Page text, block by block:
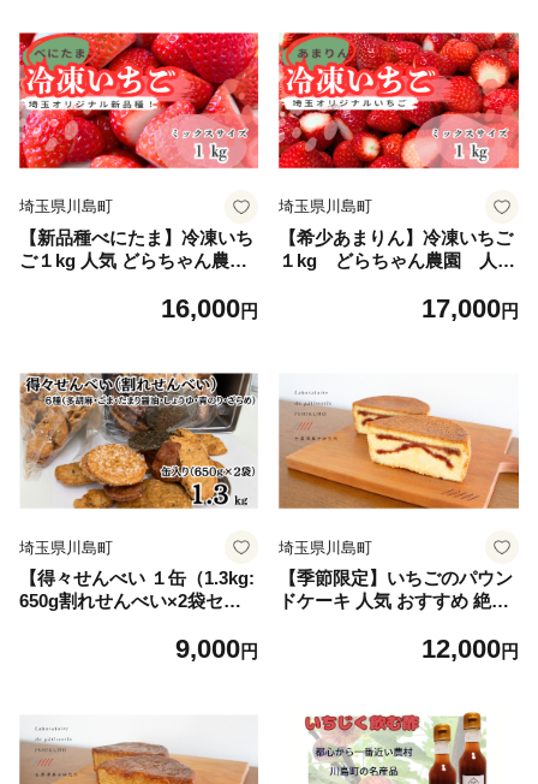
埼玉県川島町
【新品種べにたま】冷凍いち
ご１kg 人気 どらちゃん農園
ックスサイズ１㎏ 完熟いちご
16,000円
埼玉県川島町
【希少あまりん】冷凍いちご
１kg どらちゃん農園 人
産 ミックスサイズ１㎏ 完熟
17,000円
埼玉県川島町
【得々せんべい １缶（1.3kg:
650g割れせんべい×2袋セッ
用 割れ せんべい 国産 多胡麻
ッパー付き袋
9,000円
埼玉県川島町
【季節限定】いちごのパウン
ドケーキ 人気 おすすめ 絶品
ランス菓子 パウンドケーキ
12,000円